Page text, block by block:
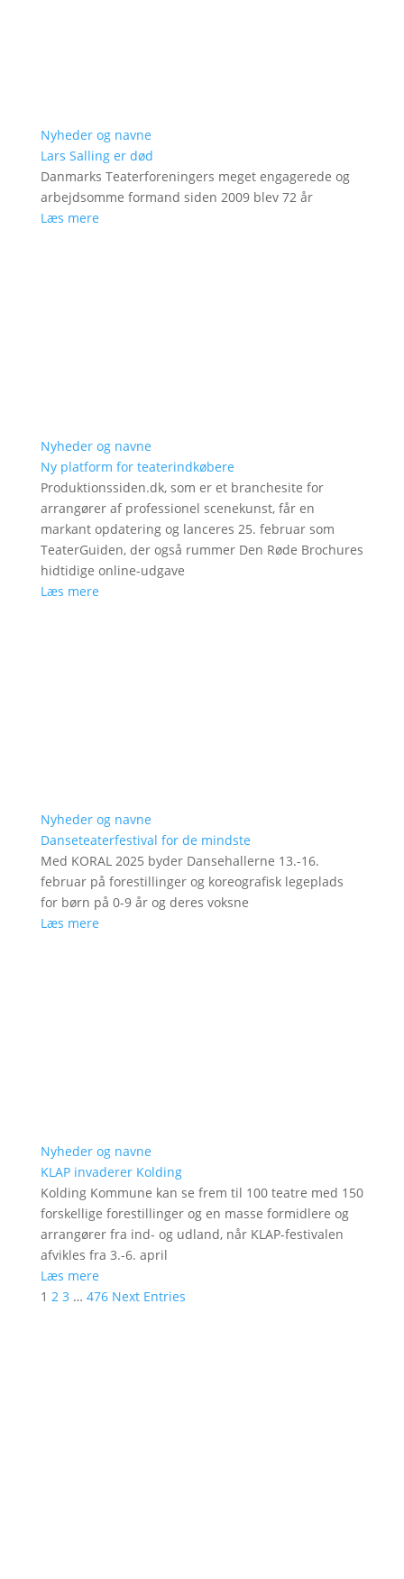
Nyheder og navne
Lars Salling er død
Danmarks Teaterforeningers meget engagerede og
arbejdsomme formand siden 2009 blev 72 år
Læs mere
Nyheder og navne
Ny platform for teaterindkøbere
Produktionssiden.dk, som er et branchesite for
arrangører af professionel scenekunst, får en
markant opdatering og lanceres 25. februar som
TeaterGuiden, der også rummer Den Røde Brochures
hidtidige online-udgave
Læs mere
Nyheder og navne
Danseteaterfestival for de mindste
Med KORAL 2025 byder Dansehallerne 13.-16.
februar på forestillinger og koreografisk legeplads
for børn på 0-9 år og deres voksne
Læs mere
Nyheder og navne
KLAP invaderer Kolding
Kolding Kommune kan se frem til 100 teatre med 150
forskellige forestillinger og en masse formidlere og
arrangører fra ind- og udland, når KLAP-festivalen
afvikles fra 3.-6. april
Læs mere
1 2 3 … 476 Next Entries